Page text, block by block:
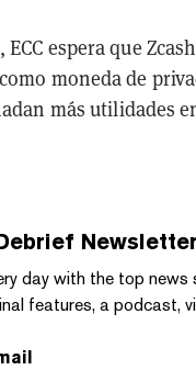
espera que
moneda de
más utilidades
Newsletter
day with the top news
features, a podcast,